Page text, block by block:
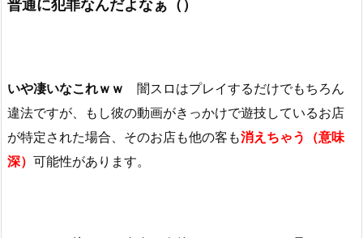
普通に犯罪なんだよなぁ（）
いや凄いなこれｗｗ 闇スロはプレイするだけでもちろん
違法ですが、もし彼の動画がきっかけで遊技しているお店
が特定された場合、そのお店も他の客も消えちゃう（意味
深） 可能性があります。